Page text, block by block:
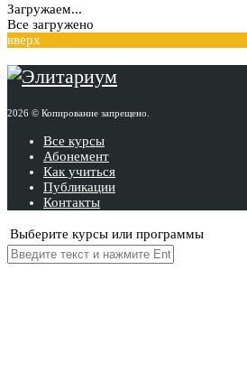
Загружаем...
Все загружено
вверх
2026 © Копирование запрещено.
Все курсы
Абонемент
Как учиться
Публикации
Контакты
Выберите курсы или программы